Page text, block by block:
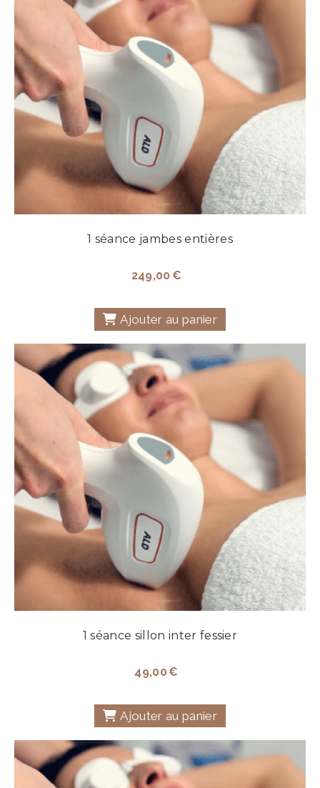
1 séance jambes entières
249,00 €
Ajouter au panier
1 séance sillon inter fessier
49,00 €
Ajouter au panier